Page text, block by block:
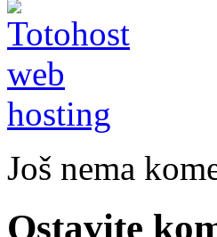
Još nema
Ostavite